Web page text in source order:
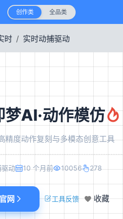
创作类 全品类
时 实时动捕驱动
梦AI·动作模仿
精度动作复刻与多模态创意工具
动 10 个月前 10056 278
网 工具反馈 收藏